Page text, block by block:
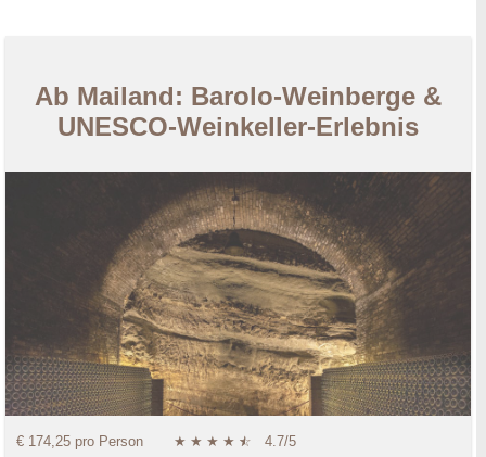
Ab Mailand: Barolo-Weinberge &
UNESCO-Weinkeller-Erlebnis
€ 174,25 pro Person ★ ★ ★ ★ ★
☆ 4.7/5